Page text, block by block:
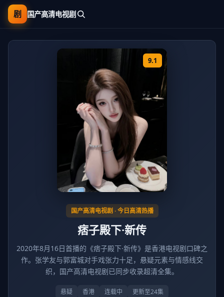
剧 国产高清电视剧
9.1
国产高清电视剧 · 今日高清热播
痞子殿下·新传
2020年8月16日首播的《痞子殿下·新传》是香港电视剧口碑之
作。张学友与郭富城对手戏张力十足，悬疑元素与情感线交
织，国产高清电视剧已同步收录超清全集。
悬疑 香港 连载中 更新至24集